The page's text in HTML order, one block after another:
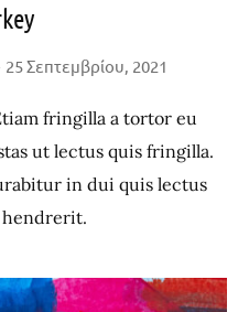
25 Σεπτεμβρίου, 2021
fringilla a tortor eu
ut lectus quis fringilla.
in dui quis lectus